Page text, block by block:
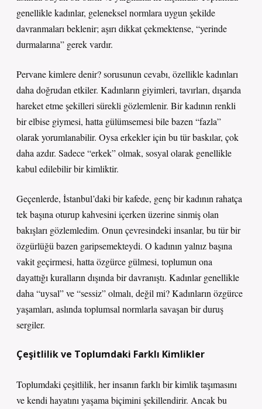
genellikle kadınlar, geleneksel normlara uygun şekilde
davranmaları beklenir; aşırı dikkat çekmektense, “yerinde
durmalarına” gerek vardır.
Pervane kimlere denir? sorusunun cevabı, özellikle kadınları
daha doğrudan etkiler. Kadınların giyimleri, tavırları, dışarıda
hareket etme şekilleri sürekli gözlemlenir. Bir kadının renkli
bir elbise giymesi, hatta gülümsemesi bile bazen “fazla”
olarak yorumlanabilir. Oysa erkekler için bu tür baskılar, çok
daha azdır. Sadece “erkek” olmak, sosyal olarak genellikle
kabul edilebilir bir kimliktir.
Geçenlerde, İstanbul’daki bir kafede, genç bir kadının rahatça
tek başına oturup kahvesini içerken üzerine sinmiş olan
bakışları gözlemledim. Onun çevresindeki insanlar, bu tür bir
özgürlüğü bazen garipsemekteydi. O kadının yalnız başına
vakit geçirmesi, hatta özgürce gülmesi, toplumun ona
dayattığı kuralların dışında bir davranıştı. Kadınlar genellikle
daha “uysal” ve “sessiz” olmalı, değil mi? Kadınların özgürce
yaşamları, aslında toplumsal normlarla savaşan bir duruş
sergiler.
Çeşitlilik ve Toplumdaki Farklı Kimlikler
Toplumdaki çeşitlilik, her insanın farklı bir kimlik taşımasını
ve kendi hayatını yaşama biçimini şekillendirir. Ancak bu